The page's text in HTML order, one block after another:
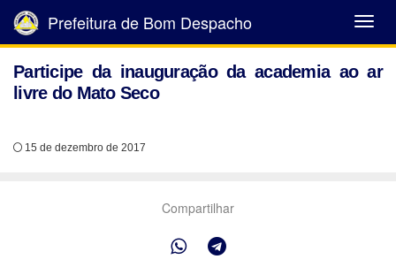
Abrir
Menu
Prefeitura de Bom Despacho
Participe da inauguração da academia ao ar
livre do Mato Seco
15 de dezembro de 2017
Compartilhar